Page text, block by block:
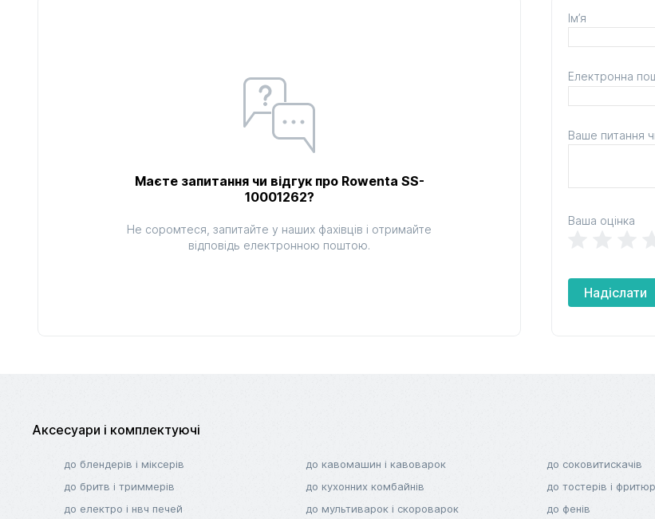
Маєте запитання чи відгук про Rowenta SS-
10001262?
Не соромтеся, запитайте у наших фахівців і отримайте
відповідь електронною поштою.
Ім’я
Електронна
Ваше питання
Ваша оцінка
Надіслати
Аксесуари і комплектуючі
до блендерів і міксерів
до бритв і триммерів
до електро і нвч печей
до кавомашин і кавоварок
до кухонних комбайнів
до мультиварок і скороварок
до соковитискачів
до тостерів і
до фенів